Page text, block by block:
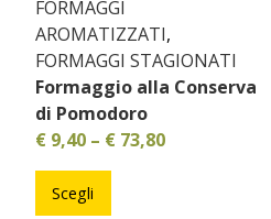
FORMAGGI
AROMATIZZATI,
FORMAGGI STAGIONATI
Formaggio alla Conserva
di Pomodoro
€ 9,40 – € 73,80
Scegli